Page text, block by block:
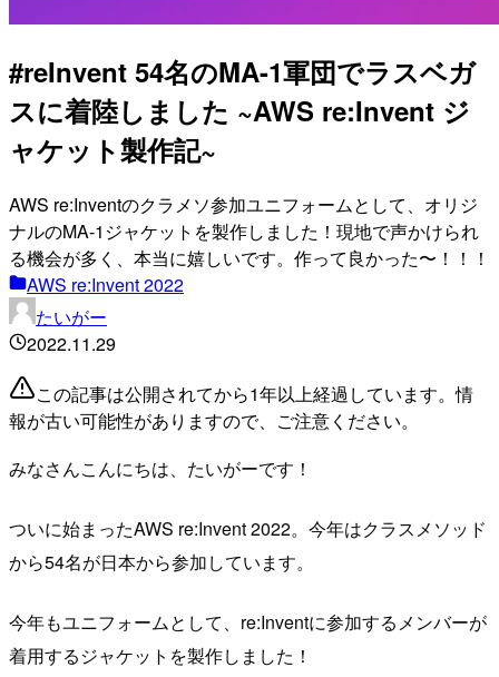
#reInvent 54名のMA-1軍団でラスベガ
スに着陸しました ~AWS re:Invent ジ
ャケット製作記~
AWS re:Inventのクラメソ参加ユニフォームとして、オリジ
ナルのMA-1ジャケットを製作しました！現地で声かけられ
る機会が多く、本当に嬉しいです。作って良かった〜！！！
AWS re:Invent 2022
たいがー
2022.11.29
この記事は公開されてから1年以上経過しています。情
報が古い可能性がありますので、ご注意ください。
みなさんこんにちは、たいがーです！
ついに始まったAWS re:Invent 2022。今年はクラスメソッド
から54名が日本から参加しています。
今年もユニフォームとして、re:Inventに参加するメンバーが
着用するジャケットを製作しました！